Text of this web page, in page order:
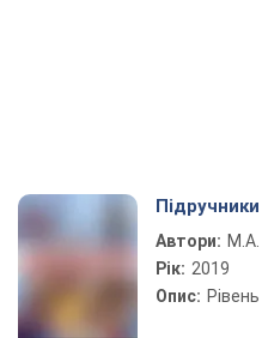
Автори: М.А.
Рік: 2019
Опис: